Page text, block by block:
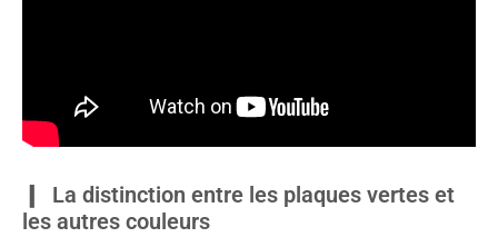
La distinction entre les plaques vertes et
les autres couleurs